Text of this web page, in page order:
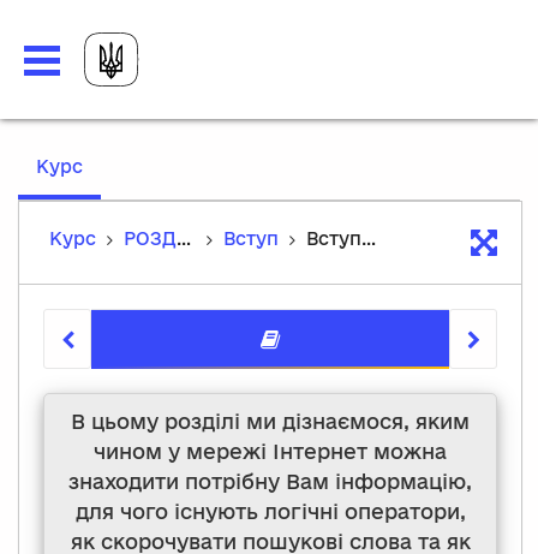
Курс,
Курс
РОЗДІЛ 3: Пошук інформації в мережі Інтернет Вступ Вступ до теми
Вступ
В цьому розділі ми дізнаємося, яким
чином у мережі Інтернет можна
знаходити потрібну Вам інформацію,
для чого існують логічні оператори,
як скорочувати пошукові слова та як